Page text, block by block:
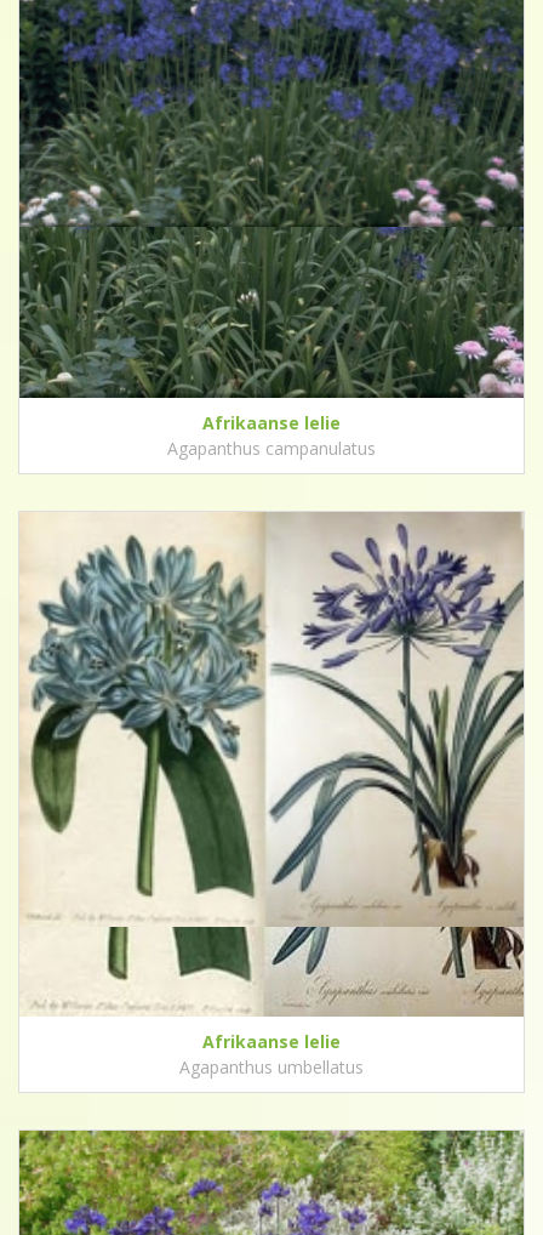
Afrikaanse lelie
Agapanthus campanulatus
Afrikaanse lelie
Agapanthus umbellatus